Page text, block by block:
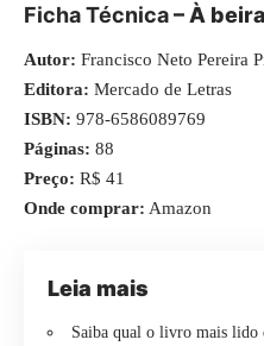
Ficha Técnica– À
Autor: Francisco Neto Pereira
Editora: Mercado de Letras
ISBN: 978-6586089769
Páginas: 88
Preço: R$ 41
Onde comprar: Amazon
Leia mais
Saiba qual o livro mais lido